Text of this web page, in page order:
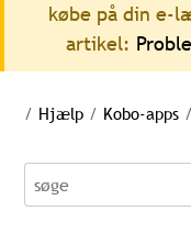
købe på din e-
artikel:
/ Hjælp / Kobo-apps /
søge